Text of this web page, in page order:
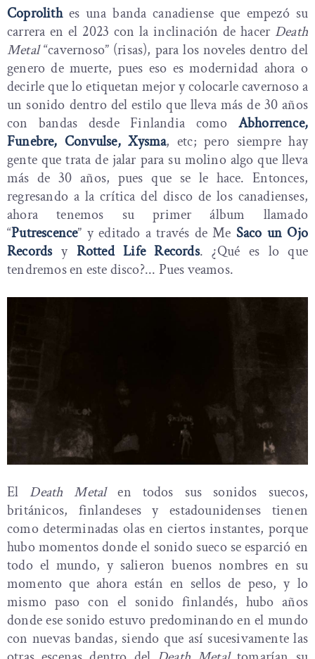
Coprolithes una banda canadiense que empezó su
carrera en el 2023 con la inclinación de hacer Death
Metal“cavernoso” (risas), para los noveles dentro del
genero de muerte, pues eso es modernidad ahora o
decirle que lo etiquetan mejor y colocarle cavernoso a
un sonido dentro del estilo que lleva más de 30 años
con bandas desde Finlandia como Abhorrence,
Funebre, Convulse, Xysma, etc; pero siempre hay
gente que trata de jalar para su molino algo que lleva
más de 30 años, pues que se le hace. Entonces,
regresando a la crítica del disco de los canadienses,
ahora tenemos su primer álbum llamado
“Putrescence” y editado a través de Me Saco un Ojo
Recordsy Rotted Life Records. ¿Qué es lo que
tendremos en este disco?... Pues veamos.
El Death Metalen todos sus sonidos suecos,
británicos, finlandeses y estadounidenses tienen
como determinadas olas en ciertos instantes, porque
hubo momentos donde el sonido sueco se esparció en
todo el mundo, y salieron buenos nombres en su
momento que ahora están en sellos de peso, y lo
mismo paso con el sonido finlandés, hubo años
donde ese sonido estuvo predominando en el mundo
con nuevas bandas, siendo que así sucesivamente las